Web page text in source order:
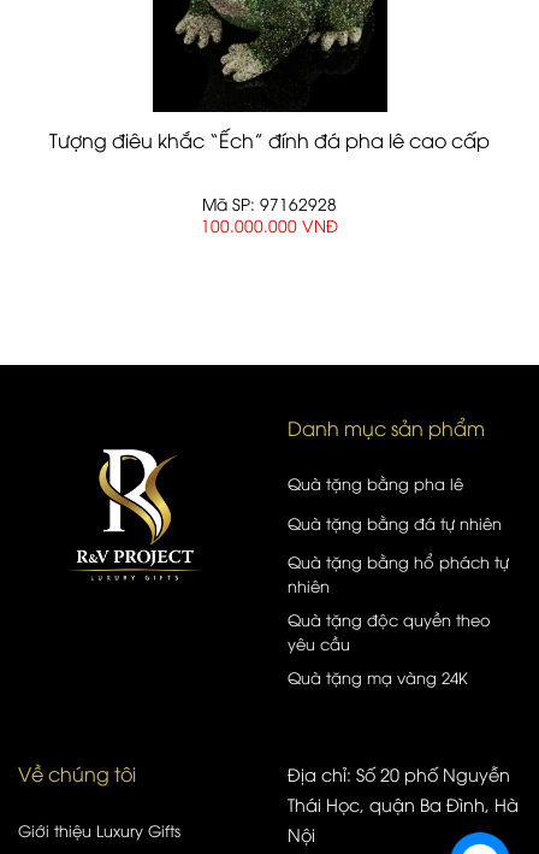
Tượng điêu khắc “Ếch” đính đá pha lê cao cấp
Mã SP: 97162928
100.000.000 VNĐ
Danh mục sản phẩm
Quà tặng bằng pha lê
Quà tặng bằng đá tự nhiên
Quà tặng bằng hổ phách tự
nhiên
Quà tặng độc quyền theo
yêu cầu
Quà tặng mạ vàng 24K
Về chúng tôi
Giới thiệu Luxury Gifts
Địa chỉ: Số 20 phố Nguyễn
Thái Học, quận Ba Đình, Hà
Nội